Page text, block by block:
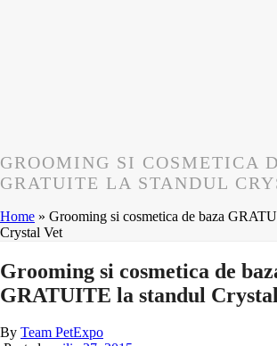
GROOMING SI COSMETICA
GRATUITE LA STANDUL
Home » Grooming si cosmetica de baza
Crystal Vet
Grooming si cosmetica de
GRATUITE la standul
By Team PetExpo